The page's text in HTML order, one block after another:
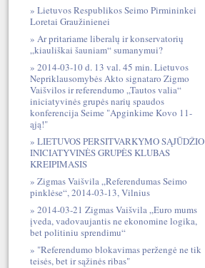
Lietuvos Respublikos Seimo Pirmininkei
Loretai Graužinienei
Ar pritariame liberalų ir konservatorių
„kiauliškai šauniam“ sumanymui?
2014-03-10 d. 13 val. 45 min. Lietuvos
Nepriklausomybės Akto signataro Zigmo
Vaišvilos ir referendumo „Tautos valia“
iniciatyvinės grupės narių spaudos
konferencija Seime "Apginkime Kovo 11-
ąją!"
LIETUVOS PERSITVARKYMO SĄJŪDŽIO
INICIATYVINĖS GRUPĖS KLUBAS
KREIPIMASIS
Zigmas Vaišvila „Referendumas Seimo
pinklėse“, 2014-03-13, Vilnius
2014-03-21 Zigmas Vaišvila „Euro mums
įveda, vadovaujantis ne ekonomine logika,
bet politiniu sprendimu“
"Referendumo blokavimas peržengė ne tik
teisės, bet ir sąžinės ribas"